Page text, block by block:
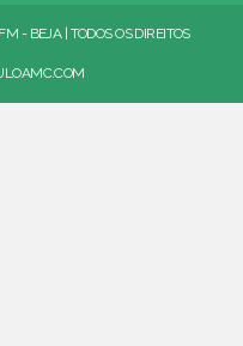
- BEJA | TODOS OS DIREITOS